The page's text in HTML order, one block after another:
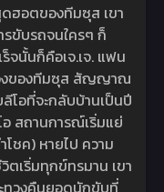
ฮอตของทีมซุส เขา
ขับรถจนใครๆ ก็
จนั้นก็คือเจ.เจ. แฟน
งของทีมซุส สัญญาณ
โอที่จะกลับบ้านเป็นปี
สถานการณ์เริ่มแย่
โชค) หายไป ความ
ตเริ่มทุกข์ทรมาน เขา
ทวงคืนยอดนักขับที่